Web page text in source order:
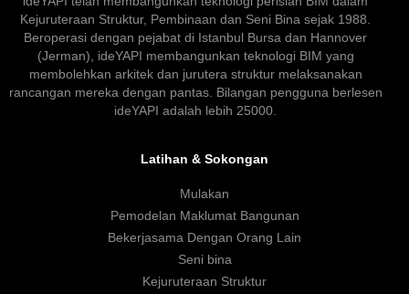
Kejuruteraan Struktur, Pembinaan dan Seni Bina sejak 1988.
Beroperasi dengan pejabat di Istanbul Bursa dan Hannover
(Jerman), ideYAPI membangunkan teknologi BIM yang
membolehkan arkitek dan jurutera struktur melaksanakan
rancangan mereka dengan pantas. Bilangan pengguna berlesen
ideYAPI adalah lebih 25000.
Latihan & Sokongan
Mulakan
Pemodelan Maklumat Bangunan
Bekerjasama Dengan Orang Lain
Seni bina
Kejuruteraan Struktur